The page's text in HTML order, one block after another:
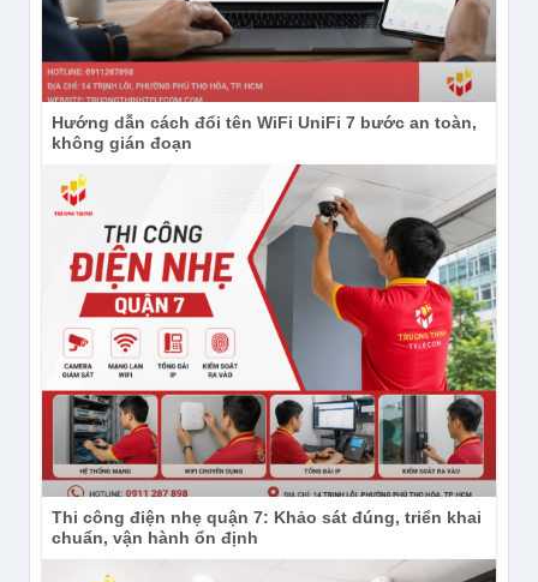
khó bị va chạm trong quá trình sử dụng.
Đây là ưu điểm quan trọng với các dự án cần hàng
chục hoặc hàng trăm điểm phát có hình thức đồng
nhất. Mỗi phòng có thể được bố trí một access point
riêng, từ đó dễ kiểm soát vùng phủ, mật độ người
dùng và chất lượng dịch vụ hơn so với cách đặt một
thiết bị ngoài hành lang rồi phát xuyên nhiều vách
ngăn.
Hiệu năng Wi-Fi 5 cho nhu cầu truy cập
hằng ngày
Thiết bị hỗ trợ chuẩn 802.11ac, thiết kế dual-radio và
bốn luồng dữ liệu, với tốc độ truy cập tối đa 1267
Mbps. Mức hiệu năng này phù hợp cho các môi
trường cần nhiều thiết bị kết nối đồng thời ở quy mô
phòng, chẳng hạn điện thoại, máy tính xách tay, máy
tính bảng, TV thông minh hoặc thiết bị IoT.
Hướng dẫn cách đổi tên WiFi UniFi 7 bước an toàn,
không gián đoạn
Thi công điện nhẹ quận 7: Khảo sát đúng, triển khai
chuẩn, vận hành ổn định